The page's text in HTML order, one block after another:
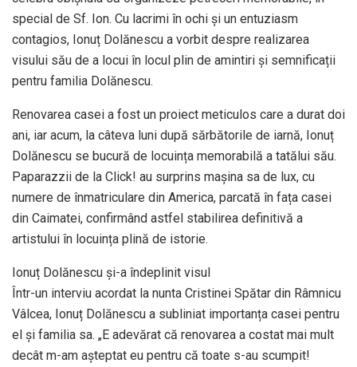
special de Sf. Ion. Cu lacrimi în ochi și un entuziasm
contagios, Ionuț Dolănescu a vorbit despre realizarea
visului său de a locui în locul plin de amintiri și semnificații
pentru familia Dolănescu.
Renovarea casei a fost un proiect meticulos care a durat doi
ani, iar acum, la câteva luni după sărbătorile de iarnă, Ionuț
Dolănescu se bucură de locuința memorabilă a tatălui său.
Paparazzii de la Click! au surprins mașina sa de lux, cu
numere de înmatriculare din America, parcată în fața casei
din Caimatei, confirmând astfel stabilirea definitivă a
artistului în locuința plină de istorie.
Ionuț Dolănescu și-a îndeplinit visul
Într-un interviu acordat la nunta Cristinei Spătar din Râmnicu
Vâlcea, Ionuț Dolănescu a subliniat importanța casei pentru
el și familia sa. „E adevărat că renovarea a costat mai mult
decât m-am așteptat eu pentru că toate s-au scumpit!